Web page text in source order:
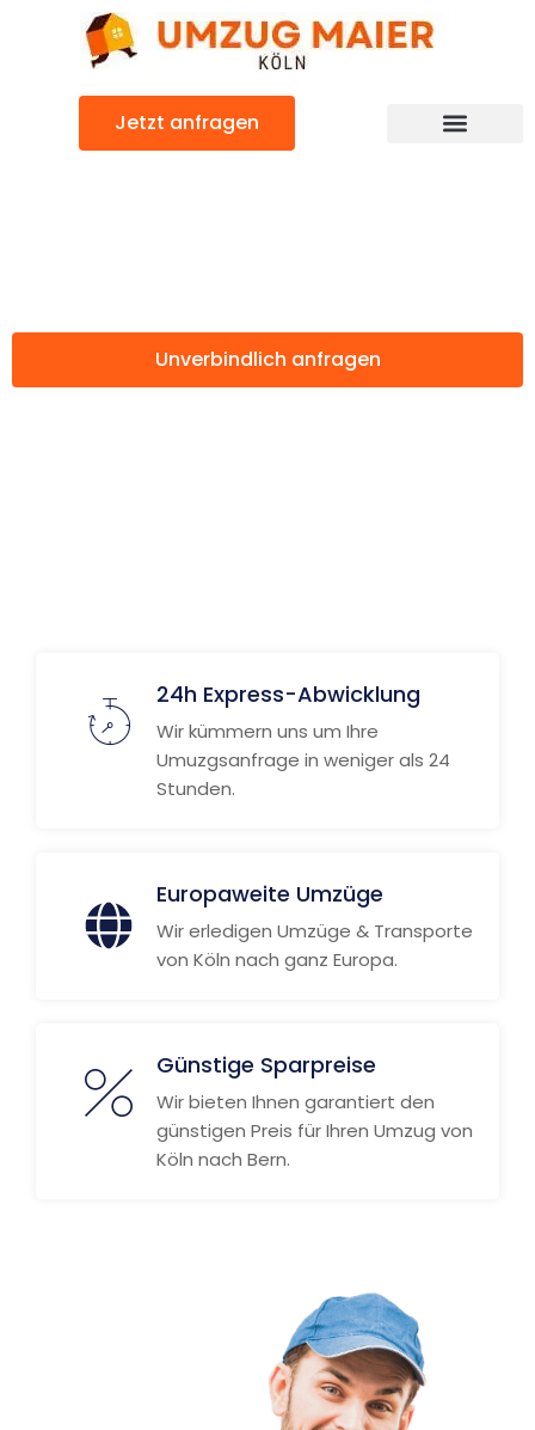
Jetzt anfragen
Unverbindlich anfragen
24h Express-Abwicklung
Wir kümmern uns um Ihre
Umuzgsanfrage in weniger als 24
Stunden.
Europaweite Umzüge
Wir erledigen Umzüge & Transporte
von Köln nach ganz Europa.
Günstige Sparpreise
Wir bieten Ihnen garantiert den
günstigen Preis für Ihren Umzug von
Köln nach Bern.